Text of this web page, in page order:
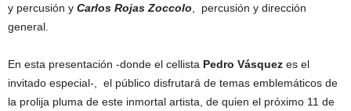
y percusión y Carlos Rojas Zoccolo , percusión y dirección
general.
En esta presentación -donde el cellista Pedro Vásquez es el
invitado especial-, el público disfrutará de temas emblemáticos de
la prolija pluma de este inmortal artista, de quien el próximo 11 de